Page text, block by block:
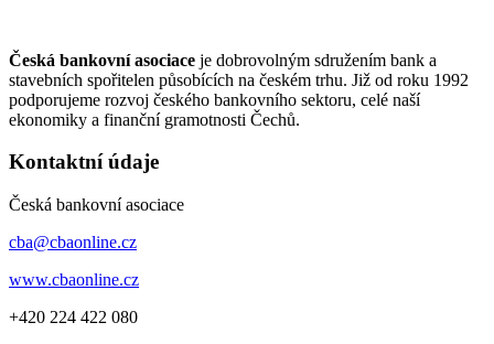
Česká bankovní asociace je dobrovolným sdružením bank a
stavebních spořitelen působících na českém trhu. Již od roku 1992
podporujeme rozvoj českého bankovního sektoru, celé naší
ekonomiky a finanční gramotnosti Čechů.
Kontaktní údaje
Česká bankovní asociace
cba@cbaonline.cz
www.cbaonline.cz
+420 224 422 080